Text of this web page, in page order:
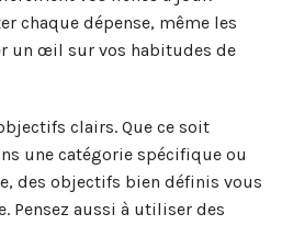
chaque dépense, même les
un œil sur vos habitudes de
clairs. Que ce soit
une catégorie spécifique ou
des objectifs bien définis vous
Pensez aussi à utiliser des